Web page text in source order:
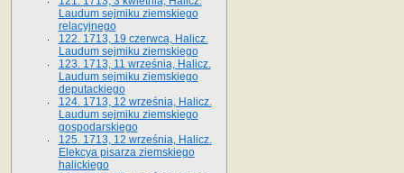
Laudum sejmiku ziemskiego
relacyjnego
122. 1713, 19 czerwca, Halicz.
Laudum sejmiku ziemskiego
123. 1713, 11 września, Halicz.
Laudum sejmiku ziemskiego
deputackiego
124. 1713, 12 września, Halicz.
Laudum sejmiku ziemskiego
gospodarskiego
125. 1713, 12 września, Halicz.
Elekcya pisarza ziemskiego
halickiego